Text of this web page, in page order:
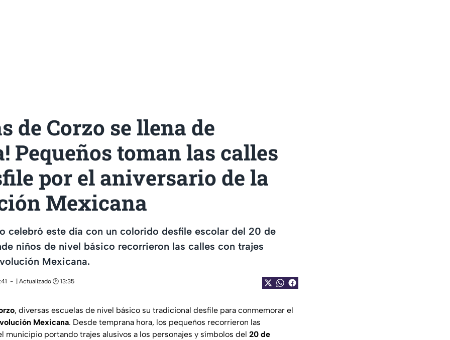
de Corzo se llena de
Pequeños toman las calles
por el aniversario de la
Mexicana
celebró este día con un colorido desfile escolar del 20 de
niños de nivel básico recorrieron las calles con trajes
Mexicana.
| Actualizado 🕑 13:35
, diversas escuelas de nivel básico su tradicional desfile para conmemorar el
Mexicana. Desde temprana hora, los pequeños recorrieron las
municipio portando trajes alusivos a los personajes y símbolos del 20 de